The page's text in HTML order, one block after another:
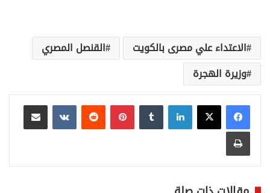
الاعتداء علي مصرى بالكويت
القنصل المصري
وزيرة الهجرة
لينكدإن بينتيريست
مشاركة عبر البريد
طباعة